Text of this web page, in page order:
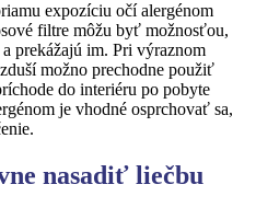
expozíciu očí alergénom
filtre môžu byť možnosťou,
prekážajú im. Pri výraznom
možno prechodne použiť
do interiéru po pobyte
je vhodné osprchovať sa,
nasadiť liečbu